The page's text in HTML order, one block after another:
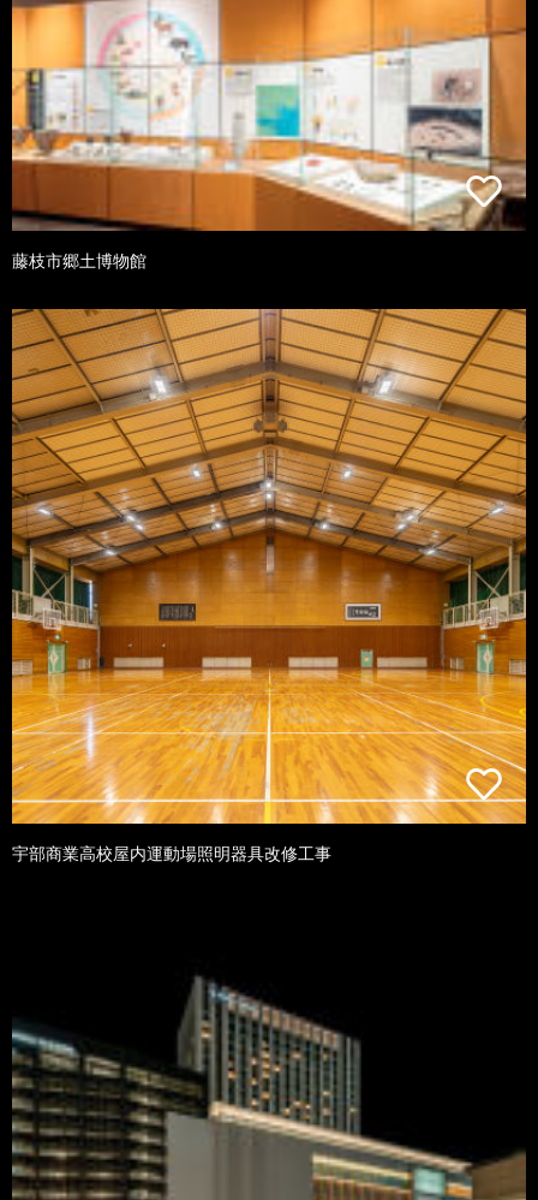
藤枝市郷土博物館
宇部商業高校屋内運動場照明器具改修工事